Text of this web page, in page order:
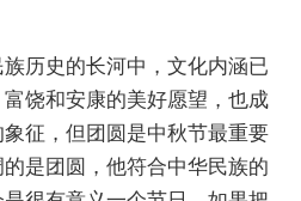
历史的长河中，文化内涵已
饶和安康的美好愿望，也成
征，但团圆是中秋节最重要
是团圆，他符合中华民族的